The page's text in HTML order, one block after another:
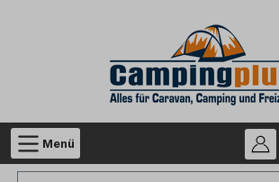
Zum Hauptinhalt springen
Menü